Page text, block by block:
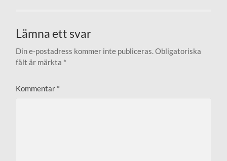
Lämna ett svar
Din e-postadress kommer inte publiceras. Obligatoriska
fält är märkta *
Kommentar *